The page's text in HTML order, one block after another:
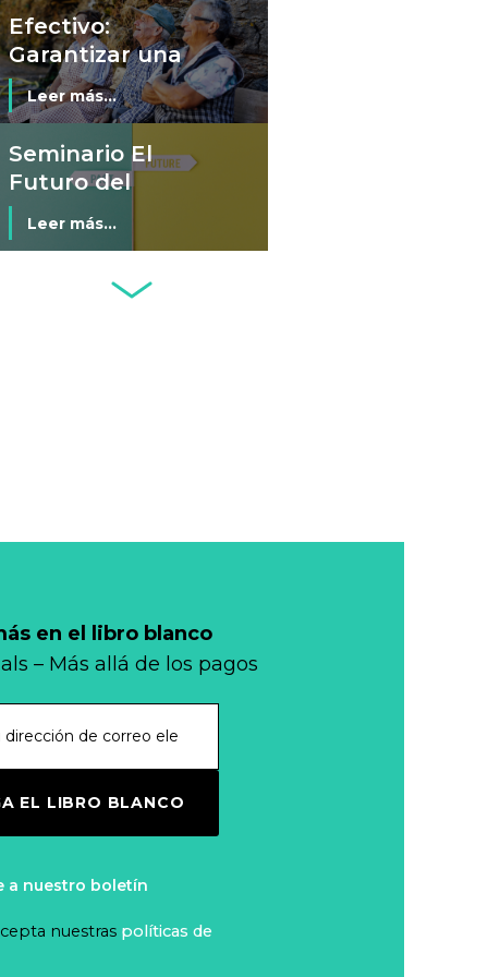
Efectivo:
Garantizar una
transición digital
justa, inclusiva y
segura
Leer más...
Seminario El
Futuro del
Efectivo (Santiago
de Chile, 3 de junio
Leer más...
Fintech: ¿la
¿Es el ramen una
Mi banco en mi
Leer más...
Efectivo:
justa, inclusiva y
Seminario El
Futuro del
en el libro blanco
– Más allá de los pagos
EL LIBRO BLANCO
a nuestro boletín
nuestras políticas de